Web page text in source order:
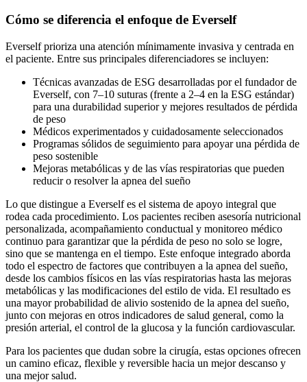
Cómo se diferencia el enfoque de Everself
Everself prioriza una atención mínimamente invasiva y centrada en
el paciente. Entre sus principales diferenciadores se incluyen:
Técnicas avanzadas de ESG desarrolladas por el fundador de
Everself, con 7–10 suturas (frente a 2–4 en la ESG estándar)
para una durabilidad superior y mejores resultados de pérdida
de peso
Médicos experimentados y cuidadosamente seleccionados
Programas sólidos de seguimiento para apoyar una pérdida de
peso sostenible
Mejoras metabólicas y de las vías respiratorias que pueden
reducir o resolver la apnea del sueño
Lo que distingue a Everself es el sistema de apoyo integral que
rodea cada procedimiento. Los pacientes reciben asesoría nutricional
personalizada, acompañamiento conductual y monitoreo médico
continuo para garantizar que la pérdida de peso no solo se logre,
sino que se mantenga en el tiempo. Este enfoque integrado aborda
todo el espectro de factores que contribuyen a la apnea del sueño,
desde los cambios físicos en las vías respiratorias hasta las mejoras
metabólicas y las modificaciones del estilo de vida. El resultado es
una mayor probabilidad de alivio sostenido de la apnea del sueño,
junto con mejoras en otros indicadores de salud general, como la
presión arterial, el control de la glucosa y la función cardiovascular.
Para los pacientes que dudan sobre la cirugía, estas opciones ofrecen
un camino eficaz, flexible y reversible hacia un mejor descanso y
una mejor salud.